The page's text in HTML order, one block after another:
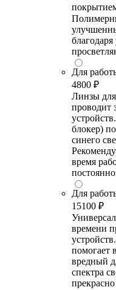
Для
4800 ₽
Линзы
проводит
блокер)
синего
время
Для
15100 ₽
времени
помогает
вредный
спектра